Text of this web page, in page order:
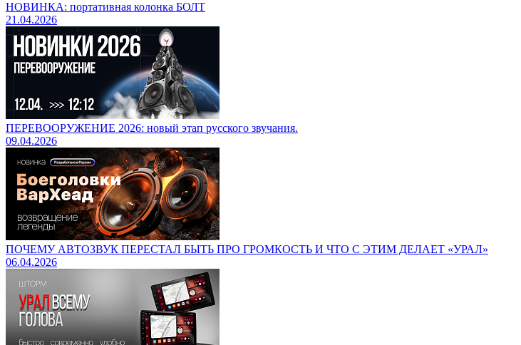
НОВИНКА: портативная колонка БОЛТ
21.04.2026
ПЕРЕВООРУЖЕНИЕ 2026: новый этап русского звучания.
09.04.2026
ПОЧЕМУ АВТОЗВУК ПЕРЕСТАЛ БЫТЬ ПРО ГРОМКОСТЬ И ЧТО С ЭТИМ ДЕЛАЕТ «УРАЛ»
06.04.2026